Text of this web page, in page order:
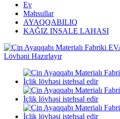
Ev
Məhsullar
AYAQQABILIQ
KAĞIZ INSALE LAHASI